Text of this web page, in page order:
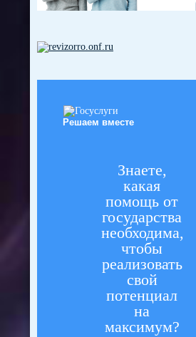
Решаем вместе
Знаете,
какая
помощь от
государства
необходима,
чтобы
реализовать
свой
потенциал
на
максимум?